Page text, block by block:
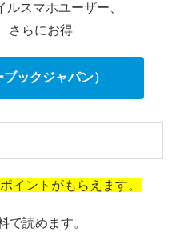
スマホユーザー、
さらにお得
ックジャパン）
イントがもらえます。
で読めます。